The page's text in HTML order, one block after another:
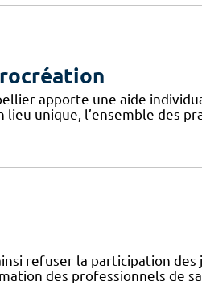
apporte une aide
unique, l’ensemble des
refuser la participation des
des professionnels de